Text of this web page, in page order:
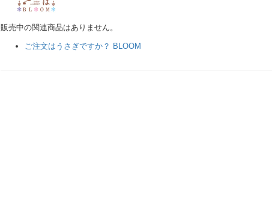
販売中の関連商品はありません。
ご注文はうさぎですか？ BLOOM